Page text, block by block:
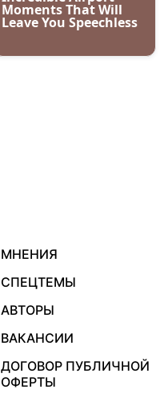
МНЕНИЯ
СПЕЦТЕМЫ
АВТОРЫ
ВАКАНСИИ
ДОГОВОР ПУБЛИЧНОЙ
ОФЕРТЫ